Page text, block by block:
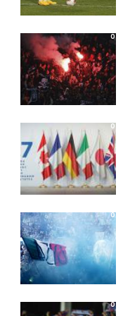
0
0
0
0